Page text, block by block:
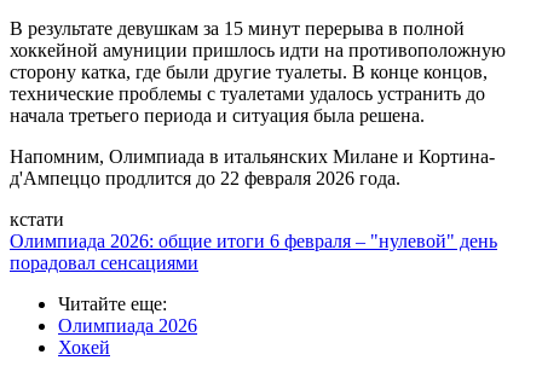
В результате девушкам за 15 минут перерыва в полной
хоккейной амуниции пришлось идти на противоположную
сторону катка, где были другие туалеты. В конце концов,
технические проблемы с туалетами удалось устранить до
начала третьего периода и ситуация была решена.
Напомним, Олимпиада в итальянских Милане и Кортина-
д'Ампеццо продлится до 22 февраля 2026 года.
кстати
Олимпиада 2026: общие итоги 6 февраля – "нулевой" день
порадовал сенсациями
Читайте еще:
Олимпиада 2026
Хокей